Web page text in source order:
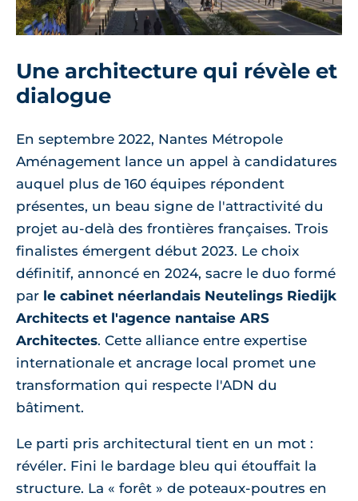
Une architecture qui révèle et
dialogue
En septembre 2022, Nantes Métropole
Aménagement lance un appel à candidatures
auquel plus de 160 équipes répondent
présentes, un beau signe de l'attractivité du
projet au-delà des frontières françaises. Trois
finalistes émergent début 2023. Le choix
définitif, annoncé en 2024, sacre le duo formé
par le cabinet néerlandais Neutelings Riedijk
Architects et l'agence nantaise ARS
Architectes. Cette alliance entre expertise
internationale et ancrage local promet une
transformation qui respecte l'ADN du
bâtiment.
Le parti pris architectural tient en un mot :
révéler. Fini le bardage bleu qui étouffait la
structure. La « forêt » de poteaux-poutres en